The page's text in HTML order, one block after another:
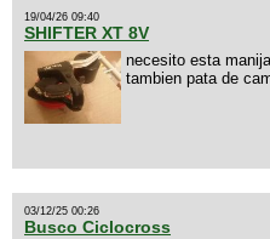
19/04/26 09:40
SHIFTER XT 8V
necesito esta
tambien pata de
03/12/25 00:26
Busco Ciclocross